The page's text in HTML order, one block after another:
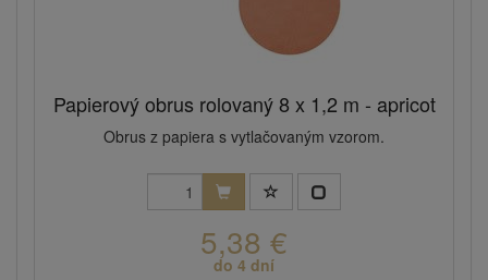
Papierový obrus rolovaný 8 x 1,2 m - apricot
Obrus z papiera s vytlačovaným vzorom.
5,38 €
do 4 dní